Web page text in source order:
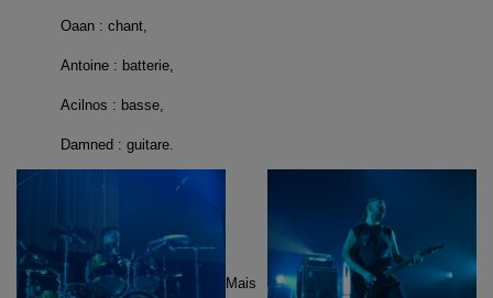
Oaan : chant,
Antoine : batterie,
Acilnos : basse,
Damned : guitare.
Mais